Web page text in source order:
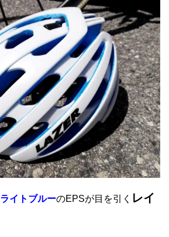
ライトブルーのEPSが目を引く レイ